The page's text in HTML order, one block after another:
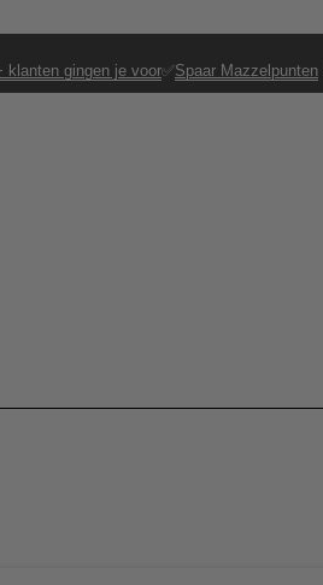
klanten gingen je voor✅Spaar Mazzelpunten